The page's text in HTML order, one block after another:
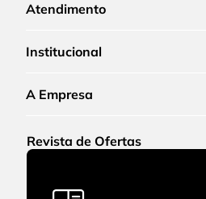
Atendimento
Institucional
A Empresa
Revista de Ofertas